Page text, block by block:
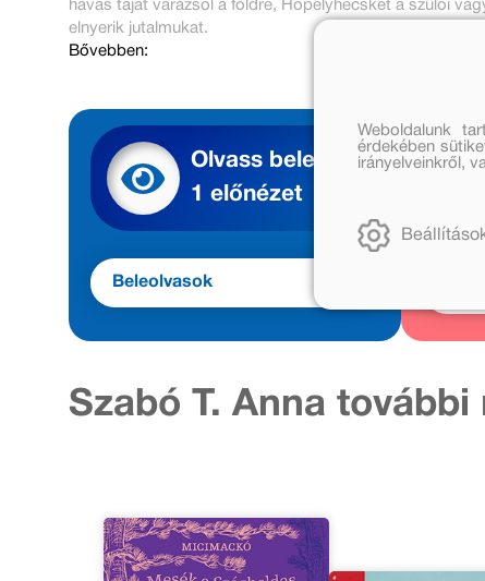
havas tájat varázsol a földre, Hópelyhecskét a szülői
elnyerik jutalmukat.
Bővebben:
Olvass bele
1 előnézet
Beleolvasok
Szabó T. Anna további
Weboldalunk
érdekében
irányelveinkről,